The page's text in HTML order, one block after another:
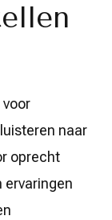
naar
oprecht
ervaringen